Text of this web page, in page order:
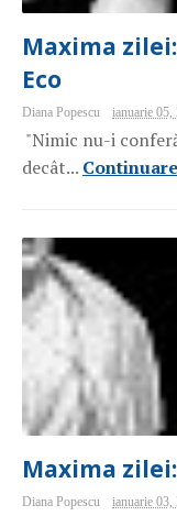
Maxima
Eco
Diana Popescu ianuarie 05,
"Nimic nu-i
decât...
Maxima
Diana Popescu ianuarie 03,